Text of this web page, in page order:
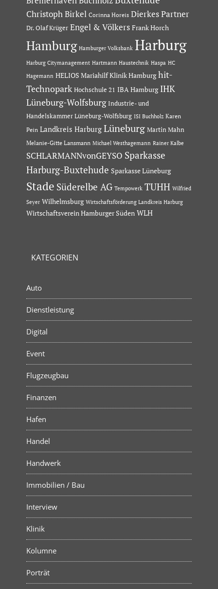
Christoph Birkel Corinna Horeis Dierkes Partner
Dr. Olaf Krüger Engel & Völkers Frank Horch
Hamburg Hamburger Volksbank Harburg
Harburg Citymanagement Hartmann Haustechnik Haspa HC
Hagemann HELIOS Mariahilf Klinik Hamburg hit-
Technopark Hochschule 21 IBA Hamburg IHK
Lüneburg-Wolfsburg Industrie- und
Handelskammer Lüneburg-Wolfsburg ISI Buchholz Karen
Pein Landkreis Harburg Lüneburg Martin Mahn
Melanie-Gitte Lansmann Michael Westhagemann Rainer Kalbe
SCHLARMANNvonGEYSO Sparkasse
Harburg-Buxtehude Sparkasse Lüneburg
Stade Süderelbe AG Tempowerk TUHH Wilfried
Seyer Wilhelmsburg Wirtschaftsförderung Landkreis Harburg
Wirtschaftsverein Hamburger Süden WLH
KATEGORIEN
Auto
Dienstleistung
Digital
Event
Flugzeugbau
Finanzen
Hafen
Handel
Handwerk
Immobilien / Bau
Interview
Klinik
Kolumne
Porträt